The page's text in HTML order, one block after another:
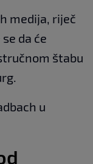
medija, riječ
da će
štabu
u